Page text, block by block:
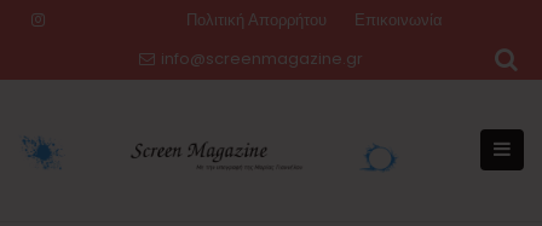
Πολιτική Απορρήτου
Επικοινωνία
info@screenmagazine.gr